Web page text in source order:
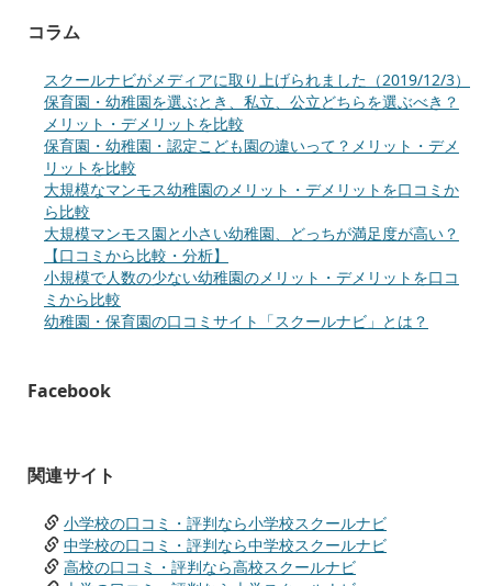
コラム
スクールナビがメディアに取り上げられました（2019/12/3）
保育園・幼稚園を選ぶとき、私立、公立どちらを選ぶべき？
メリット・デメリットを比較
保育園・幼稚園・認定こども園の違いって？メリット・デメ
リットを比較
大規模なマンモス幼稚園のメリット・デメリットを口コミか
ら比較
大規模マンモス園と小さい幼稚園、どっちが満足度が高い？
【口コミから比較・分析】
小規模で人数の少ない幼稚園のメリット・デメリットを口コ
ミから比較
幼稚園・保育園の口コミサイト「スクールナビ」とは？
Facebook
関連サイト
小学校の口コミ・評判なら小学校スクールナビ
中学校の口コミ・評判なら中学校スクールナビ
高校の口コミ・評判なら高校スクールナビ